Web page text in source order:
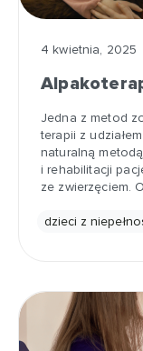
4 kwietnia, 2025
Jedna z metod
terapii z
naturalną
i rehabilitacji
ze zwierzęciem.
dzieci z